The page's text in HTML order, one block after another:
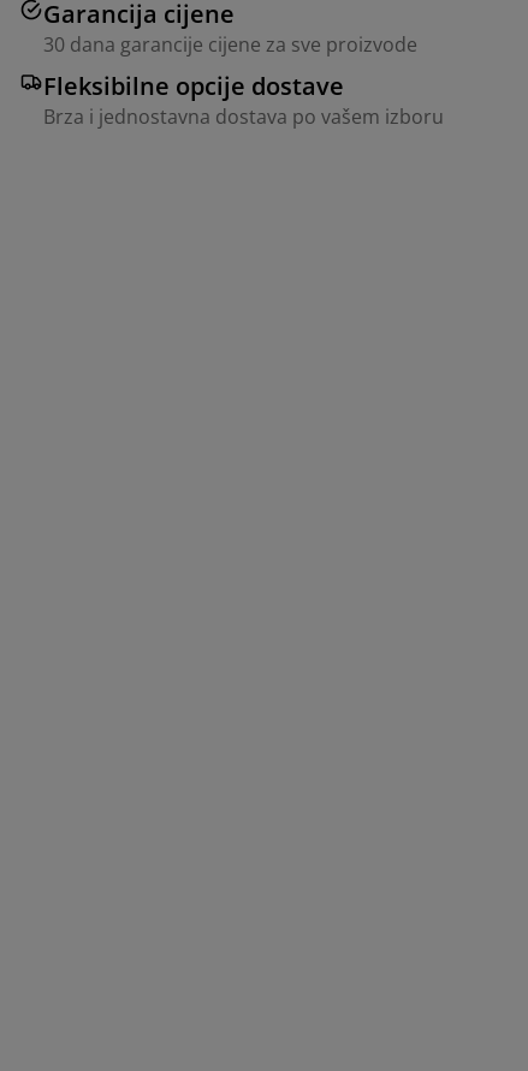
Garancija cijene
30 dana garancije cijene za sve proizvode
Fleksibilne opcije dostave
Brza i jednostavna dostava po vašem izboru